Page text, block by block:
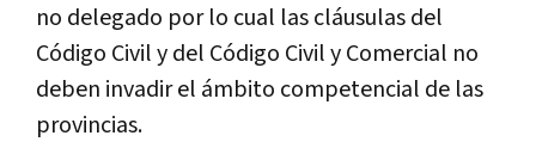
no delegado por lo cual las cláusulas del
Código Civil y del Código Civil y Comercial no
deben invadir el ámbito competencial de las
provincias.